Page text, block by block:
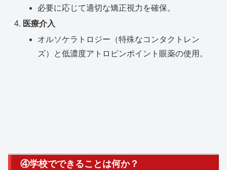
必要に応じて適切な矯正視力を確保。
医療介入
オルソケラトロジー（特殊なコンタクトレン
ズ）と低濃度アトロピンポイント眼薬の使用。
④学校でできることは何か？